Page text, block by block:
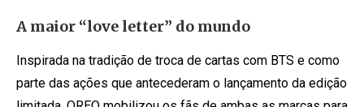
A maior “love letter” do mundo
Inspirada na tradição de troca de cartas com BTS e como
parte das ações que antecederam o lançamento da edição